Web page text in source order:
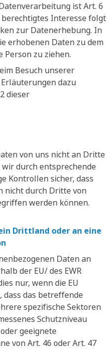
ist Art. 6
berechtigtes Interesse folgt
zur Datenerhebung. In
erhobenen Daten zu dem
Person zu ziehen.
Besuch unserer
dazu
dieser
von uns nicht an Dritte
durch entsprechende
Kontrollen sicher, dass
nicht durch Dritte von
werden können.
Drittland oder an eine
Daten an
der EU/ des EWR
nur, wenn die EU
dass das betreffende
spezifische Sektoren
Schutzniveau
geeignete
von Art. 46 oder Art. 47